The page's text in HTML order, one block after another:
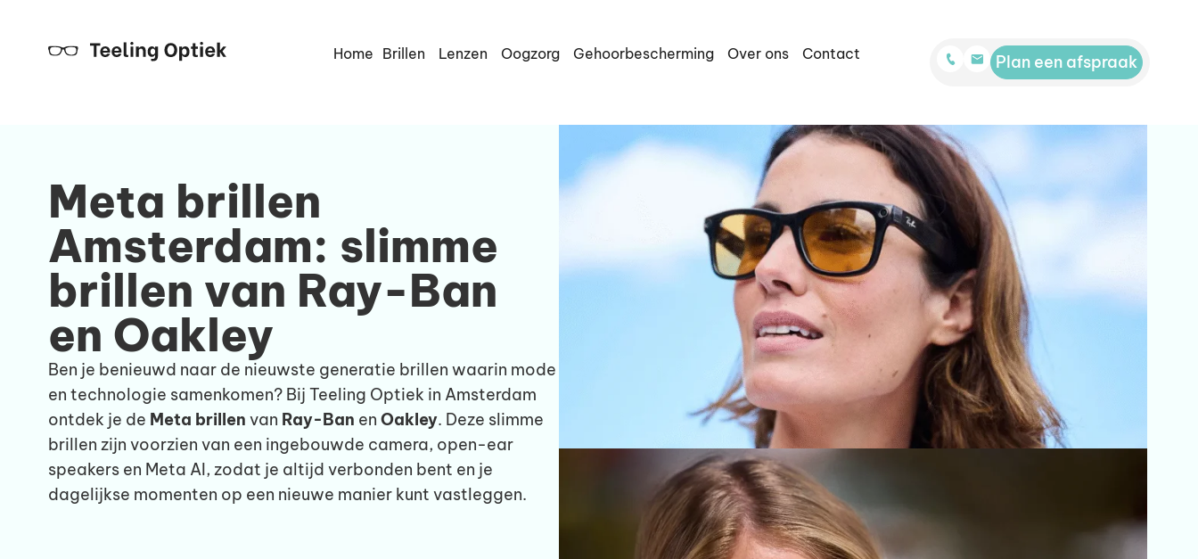
Home Brillen Lenzen Oogzorg Gehoorbescherming Over ons Contact Plan een afspraak
Meta brillen
Amsterdam: slimme
brillen van Ray-Ban
en Oakley
Ben je benieuwd naar de nieuwste generatie brillen waarin mode
en technologie samenkomen? Bij Teeling Optiek in Amsterdam
ontdek je de Meta brillen van Ray-Ban en Oakley. Deze slimme
brillen zijn voorzien van een ingebouwde camera, open-ear
speakers en Meta AI, zodat je altijd verbonden bent en je
dagelijkse momenten op een nieuwe manier kunt vastleggen.